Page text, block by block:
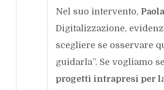
Nel suo intervento,
Digitalizzazione,
scegliere se osservare
guidarla”. Se vogliamo
progetti intrapresi per